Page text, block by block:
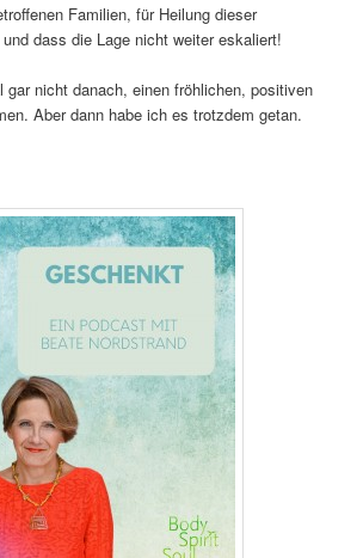
Familien, für Heilung dieser
dass die Lage nicht weiter eskaliert!
gar nicht danach, einen fröhlichen, positiven
Aber dann habe ich es trotzdem getan.